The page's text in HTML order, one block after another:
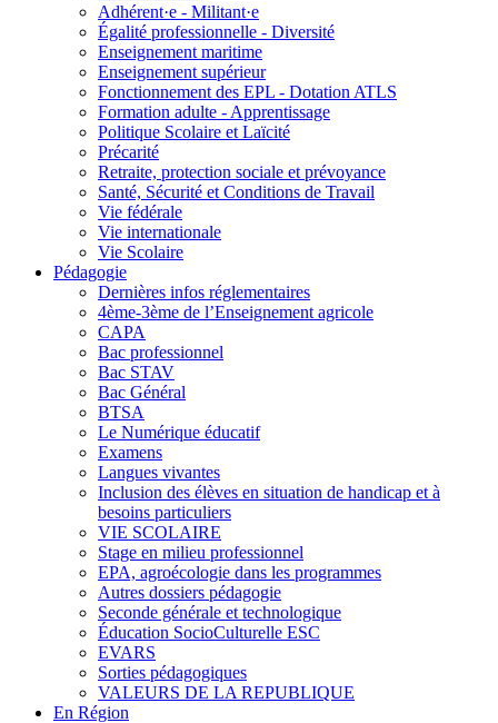
Adhérent·e - Militant·e
Égalité professionnelle - Diversité
Enseignement maritime
Enseignement supérieur
Fonctionnement des EPL - Dotation ATLS
Formation adulte - Apprentissage
Politique Scolaire et Laïcité
Précarité
Retraite, protection sociale et prévoyance
Santé, Sécurité et Conditions de Travail
Vie fédérale
Vie internationale
Vie Scolaire
Pédagogie
Dernières infos réglementaires
4ème-3ème de l’Enseignement agricole
CAPA
Bac professionnel
Bac STAV
Bac Général
BTSA
Le Numérique éducatif
Examens
Langues vivantes
Inclusion des élèves en situation de handicap et à
besoins particuliers
VIE SCOLAIRE
Stage en milieu professionnel
EPA, agroécologie dans les programmes
Autres dossiers pédagogie
Seconde générale et technologique
Éducation SocioCulturelle ESC
EVARS
Sorties pédagogiques
VALEURS DE LA REPUBLIQUE
En Région